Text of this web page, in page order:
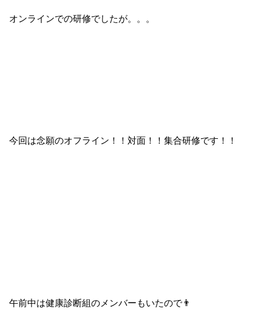
オンラインでの研修でしたが。。。
今回は念願のオフライン！！対面！！集合研修です！！
午前中は健康診断組のメンバーもいたので👨